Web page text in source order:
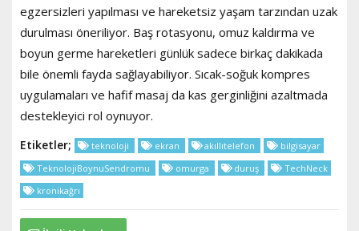
egzersizleri yapılması ve hareketsiz yaşam tarzından uzak
durulması öneriliyor. Baş rotasyonu, omuz kaldırma ve
boyun germe hareketleri günlük sadece birkaç dakikada
bile önemli fayda sağlayabiliyor. Sıcak-soğuk kompres
uygulamaları ve hafif masaj da kas gerginliğini azaltmada
destekleyici rol oynuyor.
Etiketler; teknoloji ekran akıllıtelefon
bilgisayar
TeknolojiBoynuSendromu
omurga duruş
TechNeck
kronikağrı